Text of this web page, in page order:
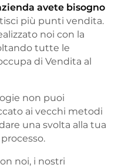
avete bisogno
più punti vendita.
noi con la
tutte le
di Vendita al
non puoi
ai vecchi metodi
una svolta alla tua
noi, i nostri